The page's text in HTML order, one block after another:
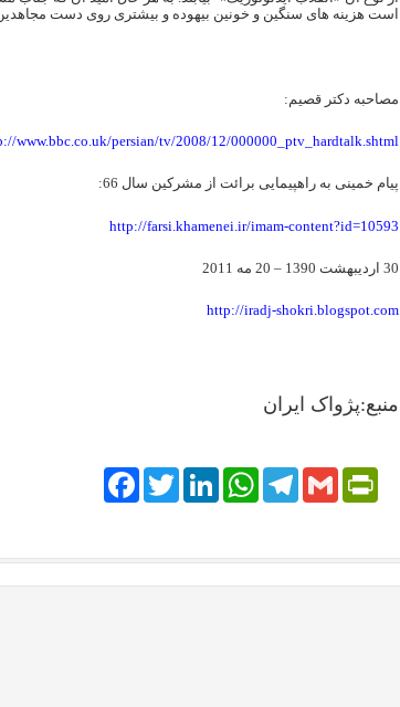
است هزینه های سنگین و خونین بیهوده و بیشتری روی دست
مصاحبه دکتر قصیم:
www.bbc.co.uk/persian/tv/2008/12/000000_ptv_hardtalk.shtml
پیام خمینی به راهپیمایی برائت از مشرکین سال 66:
http://farsi.khamenei.ir/imam-content?id=10593
30 اردیبهشت 1390 – 20 مه 2011
http://iradj-shokri.blogspot.com
منبع:پژواک ایران
FacebookTwitterLinkedIn
WhatsAppTelegramGmail
PrintFriendly